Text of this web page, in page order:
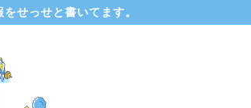
せっせと書いてます。